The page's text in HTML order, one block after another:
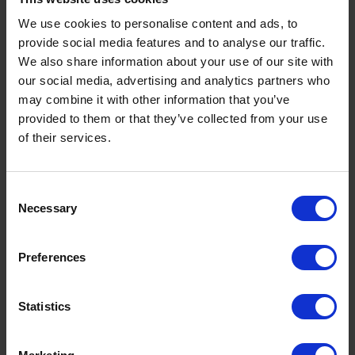
We use cookies to personalise content and ads, to
provide social media features and to analyse our traffic.
We also share information about your use of our site with
our social media, advertising and analytics partners who
may combine it with other information that you’ve
provided to them or that they’ve collected from your use
of their services.
Selection
Necessary
Preferences
Statistics
nevada. Asegúrate de elegir gafas con
protección UVy unalente adecuada
para diferentes condiciones
climáticas.
Accesorios imprescindibles:
accesorios
guantes
o
manos calientes, algo fundamental en
bastones
también son esenciales para
mantener el equilibrio y la velocidad,